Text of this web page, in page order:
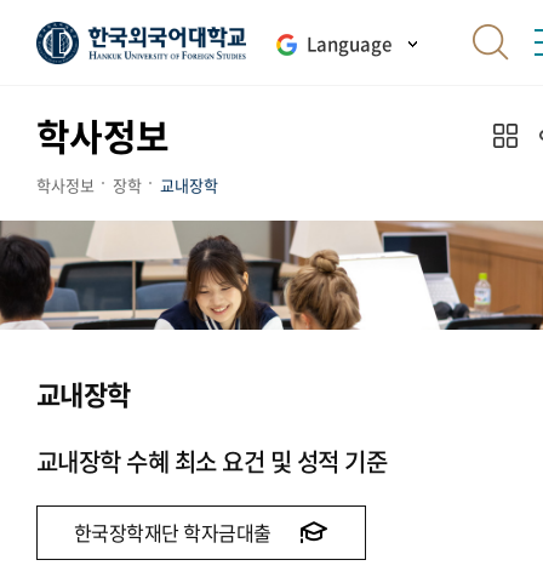
Language
학사정보
학사정보 장학 교내장학
교내장학
교내장학 수혜 최소 요건 및 성적 기준
한국장학재단 학자금대출